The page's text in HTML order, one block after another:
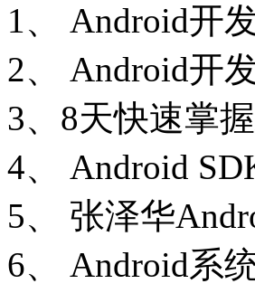
1、 Android开
2、 Android开
3、8天快速
4、 Android
5、 张泽华
6、 Android系